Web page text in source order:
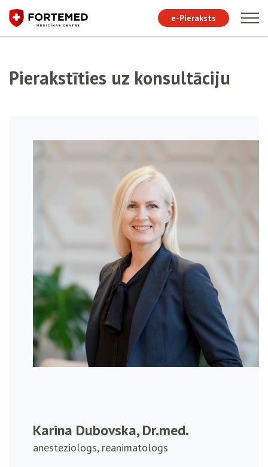
e-Pieraksts
Pierakstīties uz konsultāciju
Karina Dubovska, Dr.med.
anesteziologs, reanimatologs